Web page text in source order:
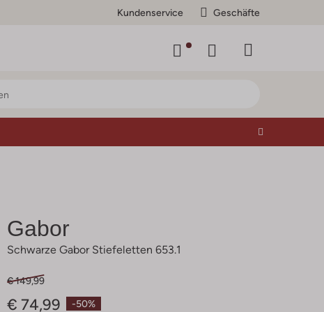
Kundenservice Geschäfte
Gabor
Schwarze Gabor Stiefeletten 653.1
-50%
€ 149,99
€ 74,99